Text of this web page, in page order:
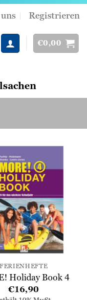
Registrieren
€0,00
Wunschliste
FERIENHEFTE
Holiday Book 4
€16,90